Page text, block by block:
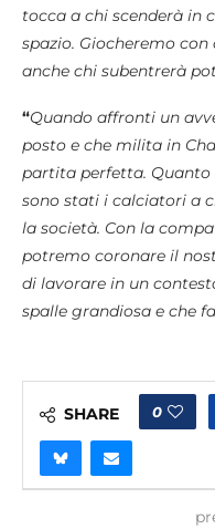
tocca a chi scenderà in
spazio. Giocheremo
anche chi subentrerà
“Quando affronti un
posto e che milita in
partita perfetta. Quanto
sono stati i calciatori a
la società. Con la
potremo coronare il
di lavorare in un
spalle grandiosa e che
SHARE 0